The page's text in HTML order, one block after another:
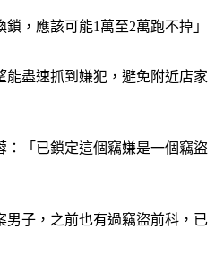
，應該可能1萬至2萬跑不掉」
盡速抓到嫌犯，避免附近店家
「已鎖定這個竊嫌是一個竊盜
男子，之前也有過竊盜前科，已